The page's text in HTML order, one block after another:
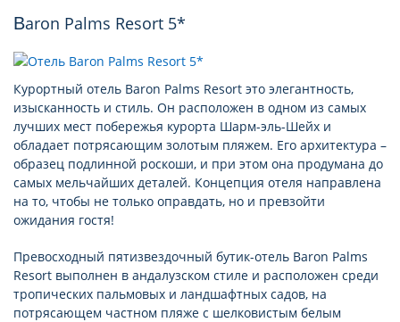
Baron Palms Resort 5*
Курортный отель Baron Palms Resort это элегантность,
изысканность и стиль. Он расположен в одном из самых
лучших мест побережья курорта Шарм-эль-Шейх и
обладает потрясающим золотым пляжем. Его архитектура –
образец подлинной роскоши, и при этом она продумана до
самых мельчайших деталей. Концепция отеля направлена
на то, чтобы не только оправдать, но и превзойти
ожидания гостя!
Превосходный пятизвездочный бутик-отель Baron Palms
Resort выполнен в андалузском стиле и расположен среди
тропических пальмовых и ландшафтных садов, на
потрясающем частном пляже с шелковистым белым